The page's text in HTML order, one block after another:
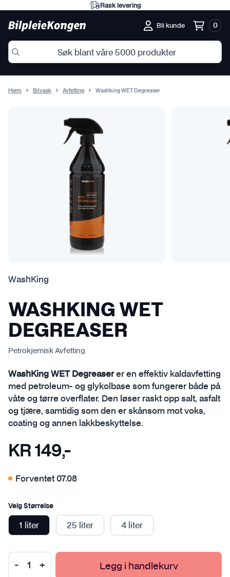
Bli kunde 0
Hjem Bilvask Avfetting Washking WET Degreaser
WashKing
WASHKING WET
DEGREASER
Petrokjemisk Avfetting
WashKing WET Degreaserer en effektiv kaldavfetting
med petroleum- og glykolbase som fungerer både på
våte og tørre overflater. Den løser raskt opp salt, asfalt
og tjære, samtidig som den er skånsom mot voks,
coating og annen lakkbeskyttelse.
KR 149,-
Forventet 07.08
Velg Størrelse
1 liter 25 liter 4 liter
Legg i handlekurv